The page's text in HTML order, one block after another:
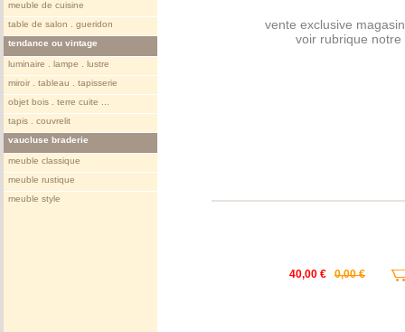
meuble de cuisine
table de salon . gueridon
tendance ou vintage
luminaire . lampe . lustre
miroir . tableau . tapisserie
objet bois . terre cuite ...
tapis . couvrelit
vaucluse braderie
meuble classique
meuble rustique
meuble style
vente exclusive
voir rubrique notre
40,00 € 0,00 €